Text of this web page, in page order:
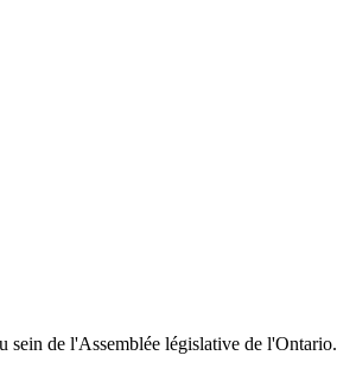
sein de l'Assemblée législative de l'Ontario.